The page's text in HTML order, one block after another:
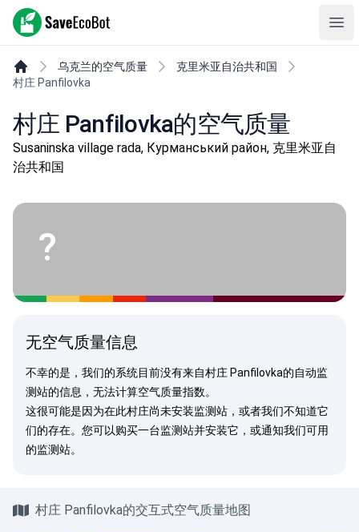
SaveEcoBot
乌克兰的空气质量
克里米亚自治共和国
村庄 Panfilovka
村庄 Panfilovka的空气质量
Susaninska village rada, Курманський район, 克里米亚自
治共和国
?
无空气质量信息
不幸的是，我们的系统目前没有来自村庄 Panfilovka的自动监
测站的信息，无法计算空气质量指数。
这很可能是因为在此村庄尚未安装监测站，或者我们不知道它
们的存在。您可以购买一台监测站并安装它，或通知我们可用
的监测站。
村庄 Panfilovka的交互式空气质量地图